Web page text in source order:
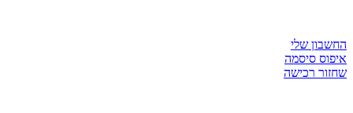
החשבון שלי
איפוס סיסמה
שחזור רכישה